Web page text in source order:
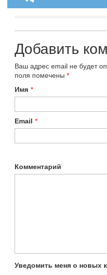
Добавить
Ваш адрес email не будет
поля помечены *
Имя *
Email *
Комментарий
Уведомить меня о новых